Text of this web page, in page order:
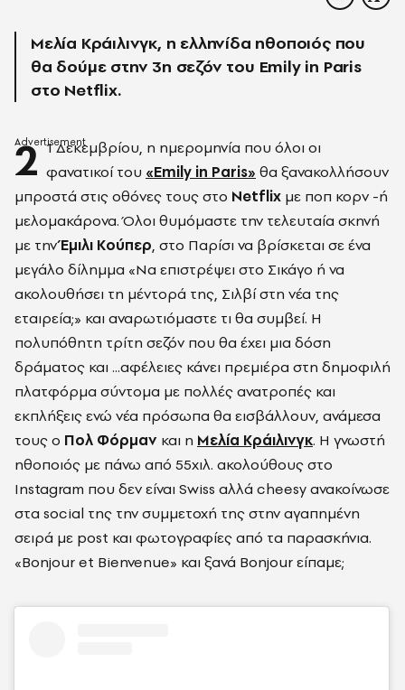
Μελία Κράιλινγκ, η ελληνίδα ηθοποιός που
θα δούμε στην 3η σεζόν του Emily in Paris
στο Netflix.
2 1 Δεκεμβρίου, η ημερομηνία που όλοι οι
φανατικοί του «Emily in Paris» θα ξανακολλήσουν
μπροστά στις οθόνες τους στο Netflix με ποπ κορν -ή
μελομακάρονα. Όλοι θυμόμαστε την τελευταία σκηνή
με τηνΈμιλι Κούπερ, στο Παρίσι να βρίσκεται σε ένα
μεγάλο δίλημμα «Να επιστρέψει στο Σικάγο ή να
ακολουθήσει τη μέντορά της, Σιλβί στη νέα της
εταιρεία;» και αναρωτιόμαστε τι θα συμβεί. Η
πολυπόθητη τρίτη σεζόν που θα έχει μια δόση
δράματος και ...αφέλειες κάνει πρεμιέρα στη δημοφιλή
πλατφόρμα σύντομα με πολλές ανατροπές και
εκπλήξεις ενώ νέα πρόσωπα θα εισβάλλουν, ανάμεσα
τους ο Πολ Φόρμαν και η Μελία Κράιλινγκ. Η γνωστή
ηθοποιός με πάνω από 55χιλ. ακολούθους στο
Instagram που δεν είναι Swiss αλλά cheesy ανακοίνωσε
στα social της την συμμετοχή της στην αγαπημένη
σειρά με post και φωτογραφίες από τα παρασκήνια.
«Bonjour et Bienvenue» και ξανά Bonjour είπαμε;